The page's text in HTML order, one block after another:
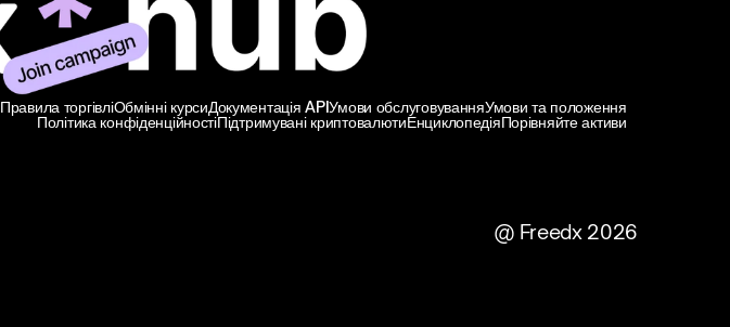
Правила торгівліОбмінні курсиДокументація APIУмови обслуговуванняУмови та положення
Політика конфіденційностіПідтримувані криптовалютиЕнциклопедіяПорівняйте активи
@ Freedx 2026